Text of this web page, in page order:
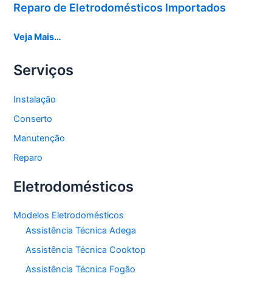
Reparo de Eletrodomésticos Importados
Veja Mais…
Serviços
Instalação
Conserto
Manutenção
Reparo
Eletrodomésticos
Modelos Eletrodomésticos
Assistência Técnica Adega
Assistência Técnica Cooktop
Assistência Técnica Fogão